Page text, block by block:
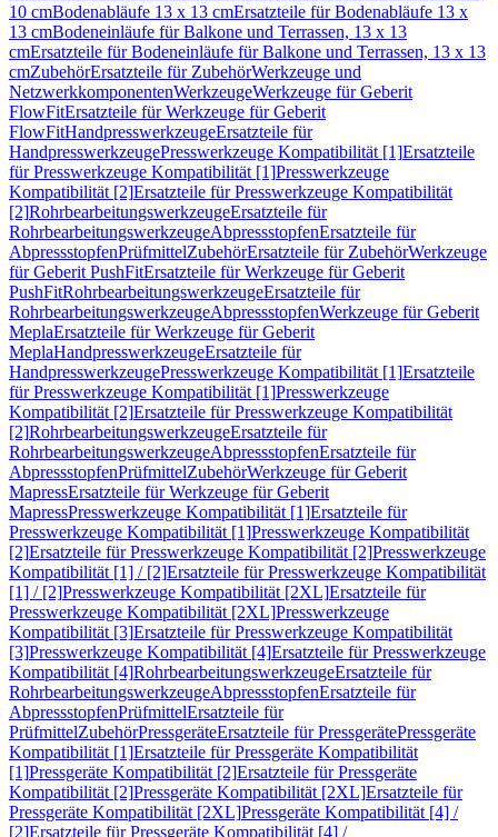
10 cmBodenabläufe 13 x 13 cmErsatzteile für Bodenabläufe 13 x
13 cmBodeneinläufe für Balkone und Terrassen, 13 x 13
cmErsatzteile für Bodeneinläufe für Balkone und Terrassen, 13 x 13
cmZubehörErsatzteile für ZubehörWerkzeuge und
NetzwerkkomponentenWerkzeugeWerkzeuge für Geberit
FlowFitErsatzteile für Werkzeuge für Geberit
FlowFitHandpresswerkzeugeErsatzteile für
HandpresswerkzeugePresswerkzeuge Kompatibilität [1]Ersatzteile
für Presswerkzeuge Kompatibilität [1]Presswerkzeuge
Kompatibilität [2]Ersatzteile für Presswerkzeuge Kompatibilität
[2]RohrbearbeitungswerkzeugeErsatzteile für
RohrbearbeitungswerkzeugeAbpressstopfenErsatzteile für
AbpressstopfenPrüfmittelZubehörErsatzteile für ZubehörWerkzeuge
für Geberit PushFitErsatzteile für Werkzeuge für Geberit
PushFitRohrbearbeitungswerkzeugeErsatzteile für
RohrbearbeitungswerkzeugeAbpressstopfenWerkzeuge für Geberit
MeplaErsatzteile für Werkzeuge für Geberit
MeplaHandpresswerkzeugeErsatzteile für
HandpresswerkzeugePresswerkzeuge Kompatibilität [1]Ersatzteile
für Presswerkzeuge Kompatibilität [1]Presswerkzeuge
Kompatibilität [2]Ersatzteile für Presswerkzeuge Kompatibilität
[2]RohrbearbeitungswerkzeugeErsatzteile für
RohrbearbeitungswerkzeugeAbpressstopfenErsatzteile für
AbpressstopfenPrüfmittelZubehörWerkzeuge für Geberit
MapressErsatzteile für Werkzeuge für Geberit
MapressPresswerkzeuge Kompatibilität [1]Ersatzteile für
Presswerkzeuge Kompatibilität [1]Presswerkzeuge Kompatibilität
[2]Ersatzteile für Presswerkzeuge Kompatibilität [2]Presswerkzeuge
Kompatibilität [1] / [2]Ersatzteile für Presswerkzeuge Kompatibilität
[1] / [2]Presswerkzeuge Kompatibilität [2XL]Ersatzteile für
Presswerkzeuge Kompatibilität [2XL]Presswerkzeuge
Kompatibilität [3]Ersatzteile für Presswerkzeuge Kompatibilität
[3]Presswerkzeuge Kompatibilität [4]Ersatzteile für Presswerkzeuge
Kompatibilität [4]RohrbearbeitungswerkzeugeErsatzteile für
RohrbearbeitungswerkzeugeAbpressstopfenErsatzteile für
AbpressstopfenPrüfmittelErsatzteile für
PrüfmittelZubehörPressgeräteErsatzteile für PressgerätePressgeräte
Kompatibilität [1]Ersatzteile für Pressgeräte Kompatibilität
[1]Pressgeräte Kompatibilität [2]Ersatzteile für Pressgeräte
Kompatibilität [2]Pressgeräte Kompatibilität [2XL]Ersatzteile für
Pressgeräte Kompatibilität [2XL]Pressgeräte Kompatibilität [4] /
[2]Ersatzteile für Pressgeräte Kompatibilität [4] /